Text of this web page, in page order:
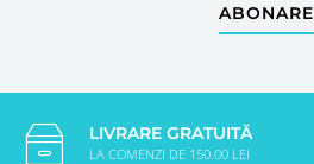
ABONARE
LIVRARE GRATUITĂ
LA COMENZI DE 150.00 LEI